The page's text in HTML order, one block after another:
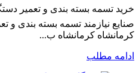
خرید تسمه بسته بندی و تعمیر
صنایع نیازمند تسمه بسته بندی و
کرمانشاه کرمانشاه ب...
ادامه مطلب